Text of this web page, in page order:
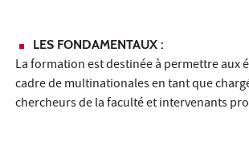
LES FONDAMENTAUX :
La formation est destinée à permettre aux
cadre de multinationales en tant que
chercheurs de la faculté et intervenants